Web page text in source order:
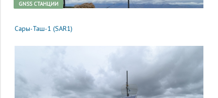
GNSS CТАНЦИИ
Сары-Таш-1 (SAR1)